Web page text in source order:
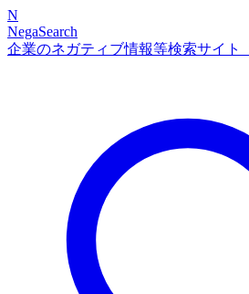
N
NegaSearch
企業のネガティブ情報等検索サイト